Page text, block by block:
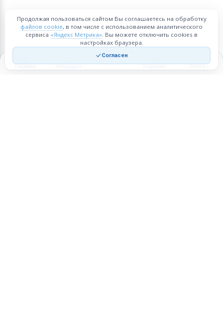
Главная Закладки Корзина Войти
Продолжая пользоваться сайтом Вы соглашаетесь на обработку
файлов cookie, в том числе с использованием аналитического
сервиса «Яндекс Метрика». Вы можете отключить cookies в
настройках браузера.
Согласен